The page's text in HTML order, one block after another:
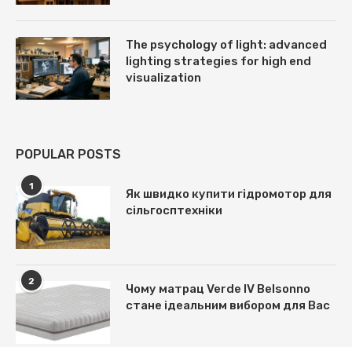
The psychology of light: advanced
lighting strategies for high end
visualization
POPULAR POSTS
1
Як швидко купити гідромотор для
сільгосптехніки
2
Чому матрац Verde IV Belsonno
стане ідеальним вибором для Вас